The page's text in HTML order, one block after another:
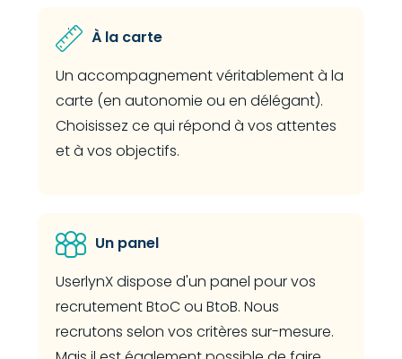
.
À la carte
Un accompagnement véritablement à la
carte (en autonomie ou en délégant).
Choisissez ce qui répond à vos attentes
et à vos objectifs.
Un panel
UserlynX dispose d'un panel pour vos
recrutement BtoC ou BtoB. Nous
recrutons selon vos critères sur-mesure.